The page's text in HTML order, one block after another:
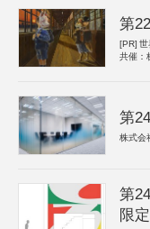
第
[PR] 世
共催：
第
株式会
第
限定